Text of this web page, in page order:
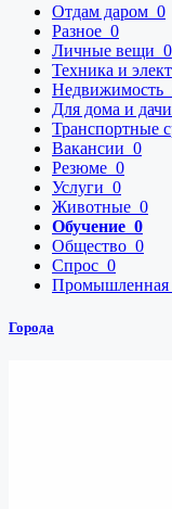
Отдам даром 0
Разное 0
Личные вещи 0
Техника и
Недвижимость
Для дома и дачи
Транспортные
Вакансии 0
Резюме 0
Услуги 0
Животные 0
Обучение 0
Общество 0
Спрос 0
Промышленная
Города